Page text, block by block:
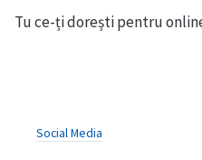
Tu ce-ți dorești pentru
Social Media